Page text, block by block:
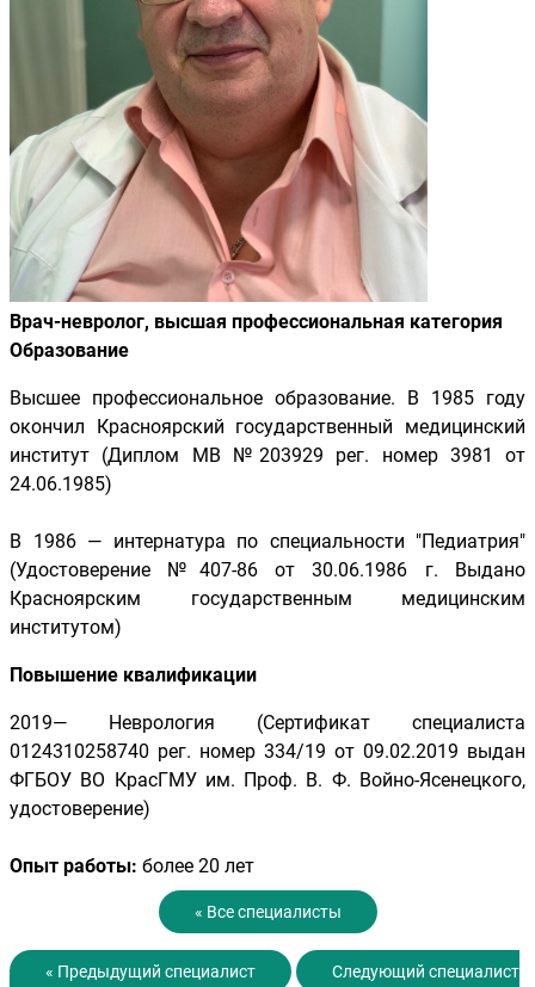
Врач-невролог, высшая профессиональная категория
Образование
Высшее профессиональное образование. В 1985 году
окончил Красноярский государственный медицинский
институт (Диплом МВ №203929 рег. номер 3981 от
24.06.1985)
В 1986 — интернатура по специальности "Педиатрия"
(Удостоверение №407-86 от 30.06.1986 г. Выдано
Красноярским государственным медицинским
институтом)
Повышение квалификации
2019— Неврология (Сертификат специалиста
0124310258740 рег. номер 334/19 от 09.02.2019 выдан
ФГБОУ ВО КрасГМУ им. Проф. В. Ф. Войно-Ясенецкого,
удостоверение)
Опыт работы: более 20 лет
« Все специалисты
« Предыдущий специалист
Следующий специалист